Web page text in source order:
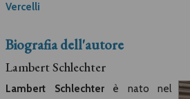
Vercelli
Biografia dell'autore
Lambert Schlechter
Lambert Schlechterè nato nel